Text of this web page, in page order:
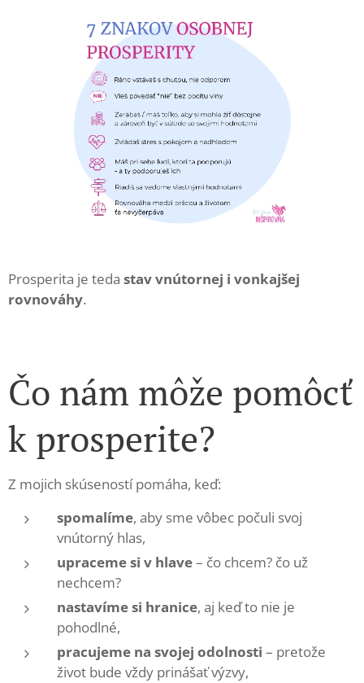
Prosperita je teda stav vnútornej i vonkajšej
rovnováhy.
Čo nám môže pomôcť
k prosperite?
Z mojich skúseností pomáha, keď:
spomalíme, aby sme vôbec počuli svoj
vnútorný hlas,
upraceme si v hlave– čo chcem? čo už
nechcem?
nastavíme si hranice, aj keď to nie je
pohodlné,
pracujeme na svojej odolnosti – pretože
život bude vždy prinášať výzvy,